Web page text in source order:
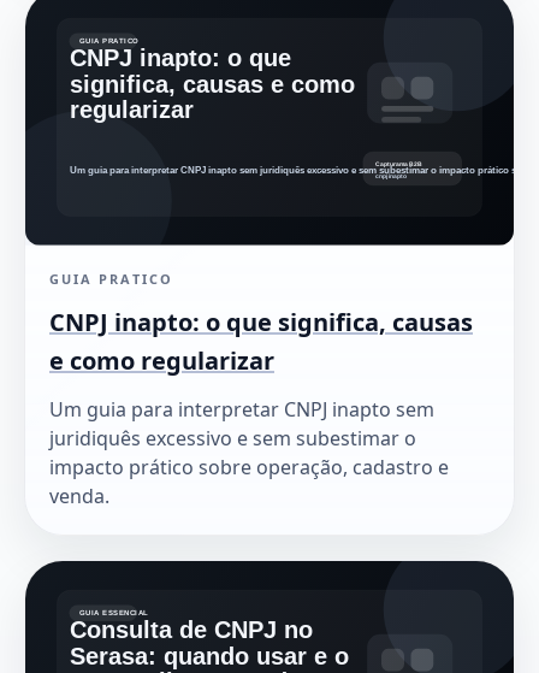
GUIA PRATICO
CNPJ inapto: o que significa, causas
e como regularizar
Um guia para interpretar CNPJ inapto sem
juridiquês excessivo e sem subestimar o
impacto prático sobre operação, cadastro e
venda.